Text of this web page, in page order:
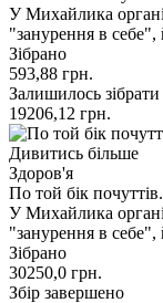
У Михайлика
"занурення в себе",
Зібрано
593,88 грн.
Залишилось зібрати
19206,12 грн.
Дивитись більше
Здоров'я
По той бік
У Михайлика
"занурення в себе",
Зібрано
30250,0 грн.
Збір завершено